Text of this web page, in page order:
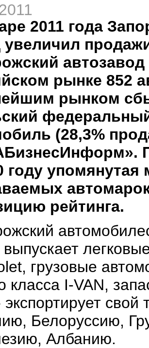
2011 года
увеличил
рынке 852
рынком
(28,3%
году
рейтинга.
грузовые
класса I-VAN,
свой
Белоруссию,
Албанию.